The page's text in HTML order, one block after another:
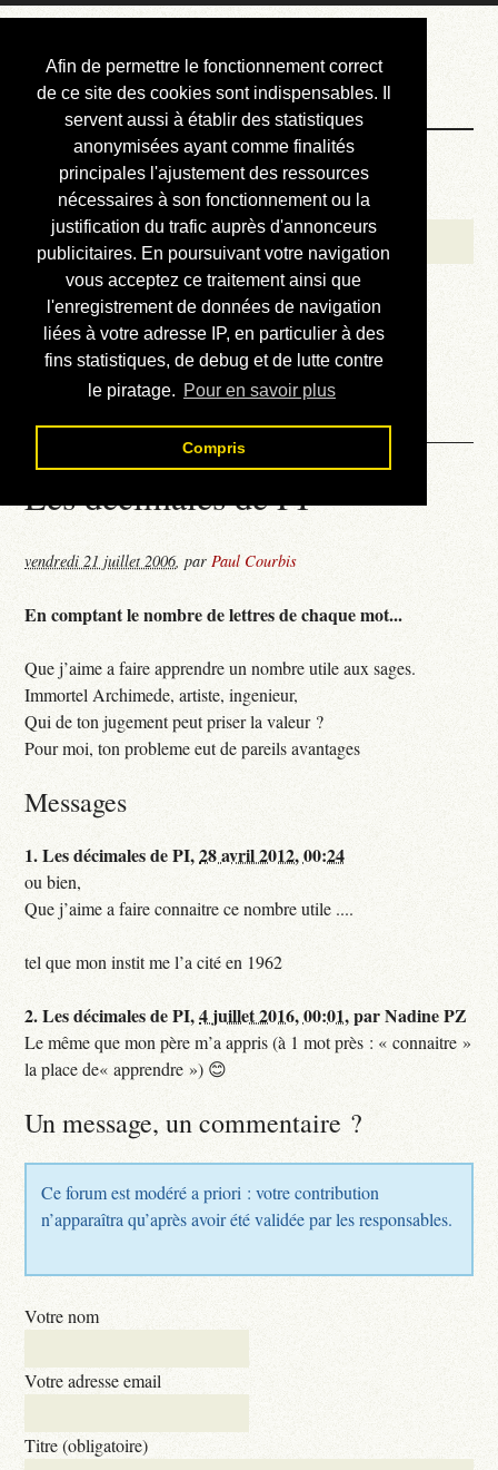
Afin de permettre le fonctionnement correct
de ce site des cookies sont indispensables. Il
servent aussi à établir des statistiques
anonymisées ayant comme finalités
principales l'ajustement des ressources
nécessaires à son fonctionnement ou la
justification du trafic auprès d'annonceurs
publicitaires. En poursuivant votre navigation
vous acceptez ce traitement ainsi que
l'enregistrement de données de navigation
liées à votre adresse IP, en particulier à des
fins statistiques, de debug et de lutte contre
le piratage. Pour en savoir plus
Compris
Courbis, « LE »
Blog Officiel
Bienvenue
Réalisations
Divers (et d’été)
Annonces
Liens externes
Téléchargement
Contact
Les décimales de PI
vendredi 21 juillet 2006,parPaul Courbis
En comptant le nombre de lettres de chaque mot...
Que j’aime a faire apprendre un nombre utile aux sages.
Immortel Archimede, artiste, ingenieur,
Qui de ton jugement peut priser la valeur ?
Pour moi, ton probleme eut de pareils avantages
Messages
1.Les décimales de PI,28 avril 2012, 00:24
ou bien,
Que j’aime a faire connaitre ce nombre utile ....
tel que mon instit me l’a cité en 1962
2.Les décimales de PI,4 juillet 2016, 00:01,parNadine PZ
Le même que mon père m’a appris (à 1 mot près : « connaitre »
la place de« apprendre ») 😊
Un message, un commentaire ?
Ce forum est modéré a priori : votre contribution
n’apparaîtra qu’après avoir été validée par les responsables.
Votre nom
Votre adresse email
Titre (obligatoire)